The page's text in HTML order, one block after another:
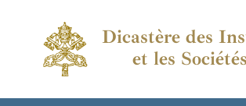
Dicastère des
et les